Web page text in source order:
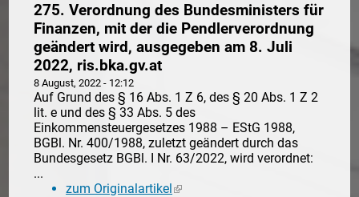
275. Verordnung des Bundesministers für
Finanzen, mit der die Pendlerverordnung
geändert wird, ausgegeben am 8. Juli
2022, ris.bka.gv.at
8 August, 2022 - 12:12
Auf Grund des § 16 Abs. 1 Z 6, des § 20 Abs. 1 Z 2
lit. e und des § 33 Abs. 5 des
Einkommensteuergesetzes 1988 – EStG 1988,
BGBl. Nr. 400/1988, zuletzt geändert durch das
Bundesgesetz BGBl. I Nr. 63/2022, wird verordnet:
...
zum Originalartikel(link is external)